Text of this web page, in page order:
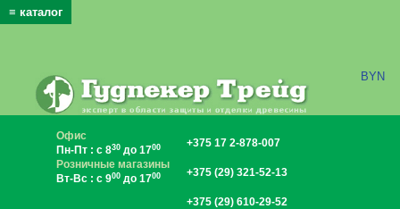
x
≡ каталог
BYN
Офис
Пн-Пт : с 830 до 1700
Розничные магазины
Вт-Вс : с 900 до 1700
+375 17 2-878-007
+375 (29) 321-52-13
+375 (29) 610-29-52